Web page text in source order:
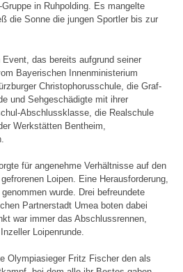
in Ruhpolding. Es mangelte
die Sonne die jungen Sportler bis zur
das bereits aufgrund seiner
Bayerischen Innenministerium
Christophorusschule, die Graf-
und Sehgeschädigte mit ihrer
Abschlussklasse, die Realschule
Werkstätten Bentheim,
für angenehme Verhältnisse auf den
Loipen. Eine Herausforderung,
wurde. Drei befreundete
Partnerstadt Umea boten dabei
war immer das Abschlussrennen,
Loipenrunde.
Olympiasieger Fritz Fischer den als